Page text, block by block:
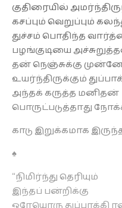
குதிரையில்
கசப்பும் வெறுப்பும்
துச்சம் பொதிந்த
பழங்குடியை
தன் நெஞ்சுக்கு
உயர்ந்திருக்கும்
அந்தக் கருத்த மனிதன்
பொருட்படுத்தாது
காடு இறுக்கமாக
♠
“நிமிர்ந்து தெரியும்
இந்தப் பன்றிக்கு